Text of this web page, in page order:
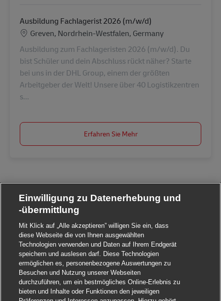
Ausbildung Fachlagerist 2026 (m/w/d)
Standort
Greven, Nordrhein-Westfalen, Germany
Ausbildung zum Fachlageristen 2026 (m/w/d). Du
bist Schüler und dein Abschluss rückt näher? Starte
bei uns in der DHL Group, einem der größten
Arbeitgeber der Welt! Unsere über 40 Logistikzentren
s...
Erfahren Sie Mehr
Einwilligung zu Datenerhebung und
-übermittlung
Mit Klick auf „Alle akzeptieren” willigen Sie ein, dass
diese Webseite die von Ihnen ausgewählten
Technologien verwenden und Daten auf Ihrem Endgerät
speichern und auslesen darf. Diese Technologien
ermöglichen es, personenbezogene Auswertungen zu
Besuchen und Nutzung unserer Webseiten
durchzuführen, um ein bestmögliches Online-Erlebnis zu
bieten und Inhalte oder Funktionen den jeweiligen